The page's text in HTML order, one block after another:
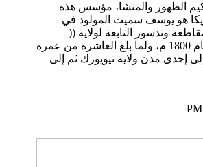
الظهور والمنشا، مؤسس هذه
هو يوسف سميث المولود في
وندسور التابعة لولاية ((
فرمونت، في عام 1800 م، ولما بلغ العاشرة من عمره
إحدى مدن ولاية نيويورك ثم إلى